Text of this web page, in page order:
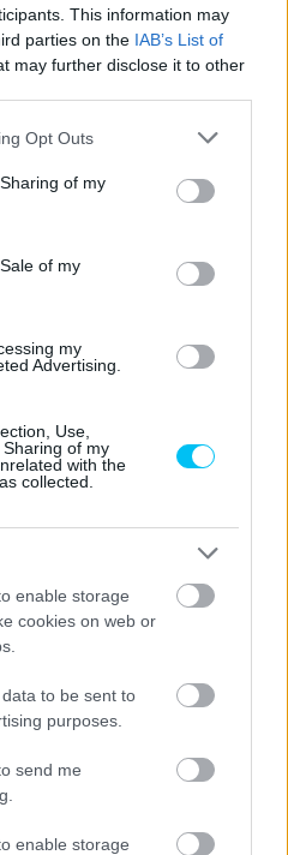
This information may
parties on the IAB’s List of
may further disclose it to other
app uses one or more Google
behaviour. You may click to
and its third-party tags to
purposes in below Google
Opt Outs
of my
of my
my
Advertising.
Use,
of my
with the
collected.
enable storage
cookies on web or
to be sent to
purposes.
send me
enable storage
Következő cikk
Csökkenő nézőszám a
MotoGP versenyhétvégéken
Ákos
szerintem ő marad "A" kedvenc
csak és kizárólag ő, hát még az
világa! Gyárilag, az egyik
szakos tanár vagyok, így
:)
-